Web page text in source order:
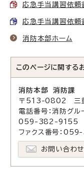
応急手当講習依
応急手当講習依
消防本部ホーム
このページに関する
消防本部 消防課
〒513-0802 三重
電話番号：消防グ
059-382-9155
ファクス番号：
お問い合わ